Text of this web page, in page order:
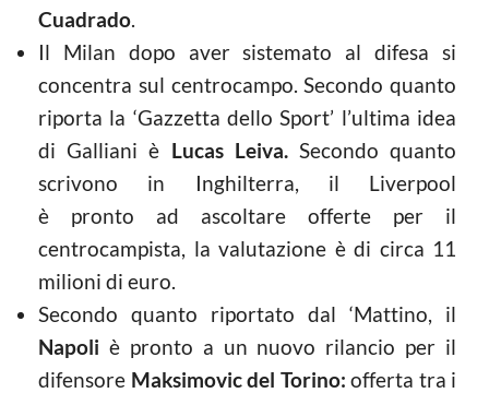
Cuadrado.
Il Milan dopo aver sistemato al difesa si
concentra sul centrocampo. Secondo quanto
riporta la ‘Gazzetta dello Sport’ l’ultima idea
di Galliani è Lucas Leiva. Secondo quanto
scrivono in Inghilterra, il Liverpool
è pronto ad ascoltare offerte per il
centrocampista, la valutazione è di circa 11
milioni di euro.
Secondo quanto riportato dal ‘Mattino, il
Napoli è pronto a un nuovo rilancio per il
difensore Maksimovic del Torino: offerta tra i